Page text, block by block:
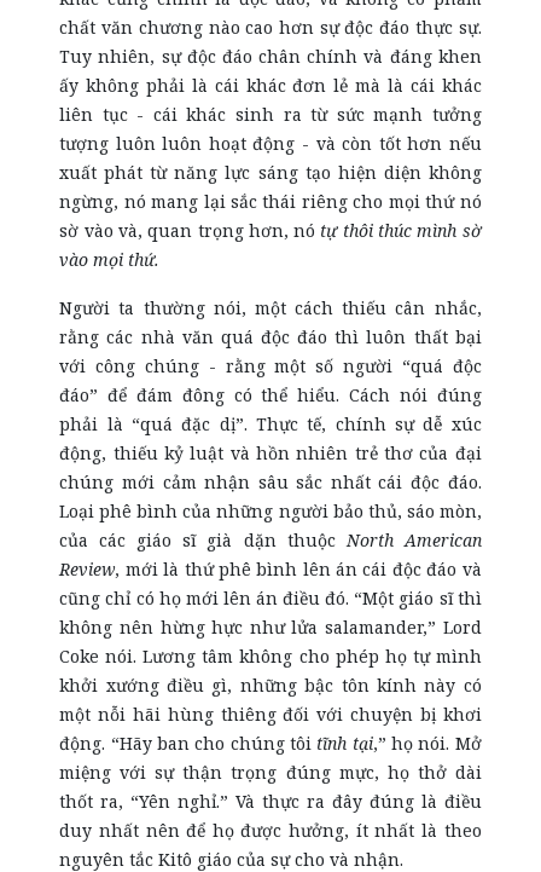
chất văn chương nào cao hơn sự độc đáo thực sự.
Tuy nhiên, sự độc đáo chân chính và đáng khen
ấy không phải là cái khác đơn lẻ mà là cái khác
liên tục - cái khác sinh ra từ sức mạnh tưởng
tượng luôn luôn hoạt động - và còn tốt hơn nếu
xuất phát từ năng lực sáng tạo hiện diện không
ngừng, nó mang lại sắc thái riêng cho mọi thứ nó
sờ vào và, quan trọng hơn, nó tự thôi thúc mình sờ
vào mọi thứ.
Người ta thường nói, một cách thiếu cân nhắc,
rằng các nhà văn quá độc đáo thì luôn thất bại
với công chúng - rằng một số người “quá độc
đáo” để đám đông có thể hiểu. Cách nói đúng
phải là “quá đặc dị”. Thực tế, chính sự dễ xúc
động, thiếu kỷ luật và hồn nhiên trẻ thơ của đại
chúng mới cảm nhận sâu sắc nhất cái độc đáo.
Loại phê bình của những người bảo thủ, sáo mòn,
của các giáo sĩ già dặn thuộcNorth American
Review, mới là thứ phê bình lên án cái độc đáo và
cũng chỉ có họ mới lên án điều đó. “Một giáo sĩ thì
không nên hừng hực như lửa salamander,” Lord
Coke nói. Lương tâm không cho phép họ tự mình
khởi xướng điều gì, những bậc tôn kính này có
một nỗi hãi hùng thiêng đối với chuyện bị khơi
động. “Hãy ban cho chúng tôi tĩnh tại,” họ nói. Mở
miệng với sự thận trọng đúng mực, họ thở dài
thốt ra, “Yên nghỉ.” Và thực ra đây đúng là điều
duy nhất nên để họ được hưởng, ít nhất là theo
nguyên tắc Kitô giáo của sự cho và nhận.